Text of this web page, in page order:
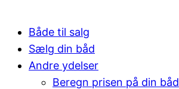
Både til salg
Sælg din båd
Andre ydelser
Beregn prisen på din båd